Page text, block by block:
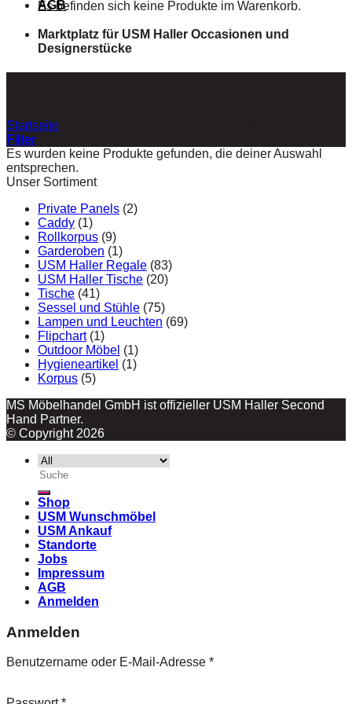
Es befinden sich keine Produkte im Warenkorb.
AGB
Marktplatz für USM Haller Occasionen und
Designerstücke
Startseite
Filter
Es wurden keine Produkte gefunden, die deiner Auswahl
entsprechen.
Unser Sortiment
Private Panels (2)
Caddy (1)
Rollkorpus (9)
Garderoben (1)
USM Haller Regale (83)
USM Haller Tische (20)
Tische (41)
Sessel und Stühle (75)
Lampen und Leuchten (69)
Flipchart (1)
Outdoor Möbel (1)
Hygieneartikel (1)
Korpus (5)
MS Möbelhandel GmbH ist offizieller USM Haller Second
Hand Partner.
© Copyright 2026
Suche
nach:
Shop
USM Wunschmöbel
USM Ankauf
Standorte
Jobs
Impressum
AGB
Anmelden
Anmelden
Benutzername oder E-Mail-Adresse *